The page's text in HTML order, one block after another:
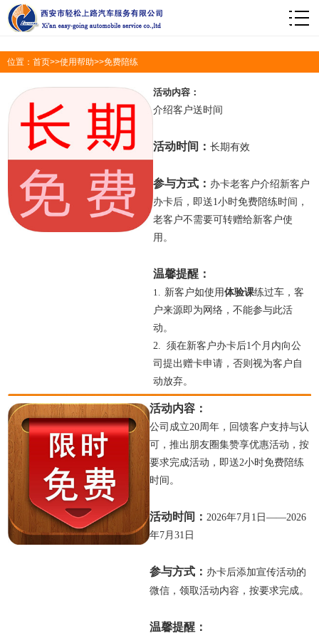
位置： 首页>>使用帮助>>免费陪练
活动内容：
介绍客户送时间
活动时间：长期有效
参与方式： 办卡老客户介绍新客户
办卡后，即送1小时免费陪练时间，
老客户不需要可转赠给新客户使
用。
温馨提醒：
1. 新客户如使用体验课练过车，客
户来源即为网络，不能参与此活
动。
2.须在新客户办卡后1个月内向公
司提出赠卡申请，否则视为客户自
动放弃。
活动内容：
公司成立20周年，回馈客户支持与认
可，推出朋友圈集赞享优惠活动 ，按
要求完成活动，即送2小时免费陪练
时间。
活动时间： 2026年7月1日——2026
年7月31日
参与方式： 办卡后添加宣传活动的
微信，领取活动内容 ，按要求完成。
温馨提醒：